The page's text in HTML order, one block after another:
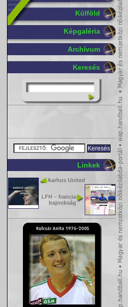
Külföld
Képgaléria
Archívum
Keresés
Linkek
Aarhus United
LFH – francia
bajnokság